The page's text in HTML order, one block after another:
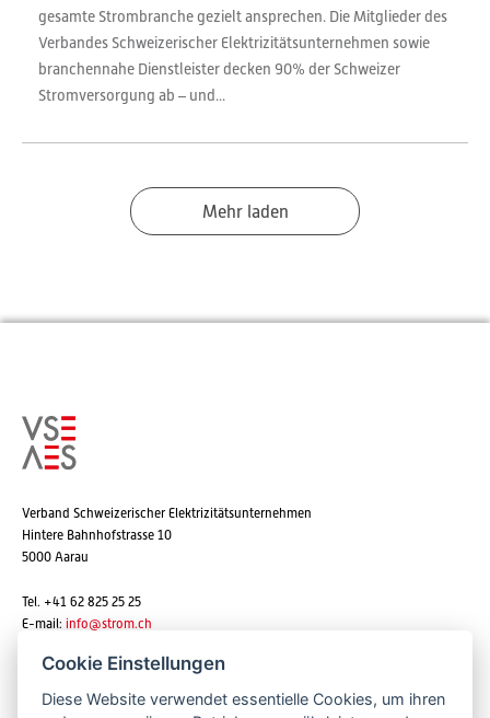
gesamte Strombranche gezielt ansprechen. Die Mitglieder des
Verbandes Schweizerischer Elektrizitätsunternehmen sowie
branchennahe Dienstleister decken 90% der Schweizer
Stromversorgung ab – und...
Mehr laden
Verband Schweizerischer Elektrizitätsunternehmen
Hintere Bahnhofstrasse 10
5000 Aarau
Tel. +41 62 825 25 25
E-mail: info@strom.ch
Newsletter abonnieren
Cookie Einstellungen
Diese Website verwendet essentielle Cookies, um ihren